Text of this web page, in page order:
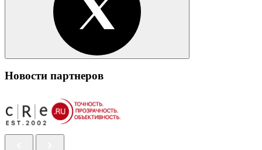
Новости партнеров